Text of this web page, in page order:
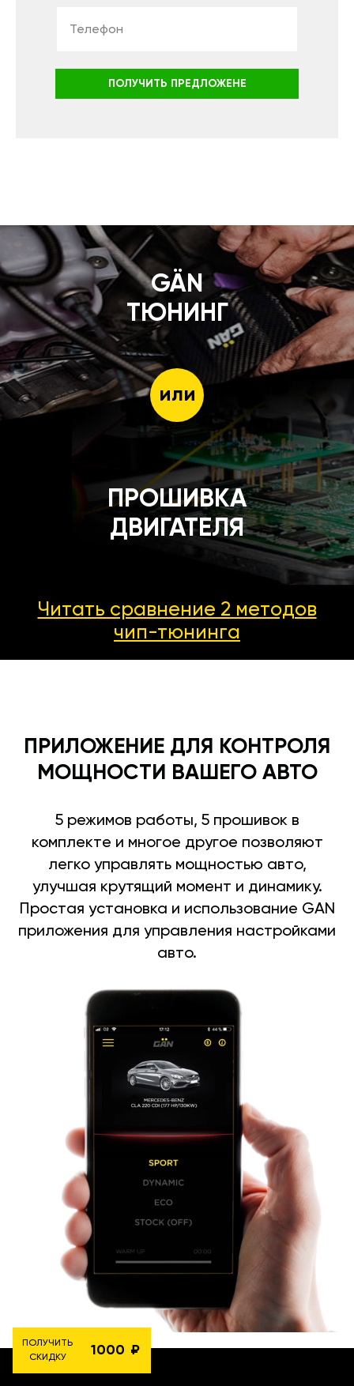
ПОЛУЧИТЬ ПРЕДЛОЖЕНЕ
GÄN
ТЮНИНГ
или
ПРОШИВКА
ДВИГАТЕЛЯ
Читать сравнение 2 методов
чип-тюнинга
ПРИЛОЖЕНИЕ ДЛЯ КОНТРОЛЯ
МОЩНОСТИ ВАШЕГО АВТО
5 режимов работы, 5 прошивок в
комплекте и многое другое позволяют
легко управлять мощностью авто,
улучшая крутящий момент и динамику.
Простая установка и использование GAN
приложения для управления настройками
авто.
ПОЛУЧИТЬ
СКИДКУ
1000